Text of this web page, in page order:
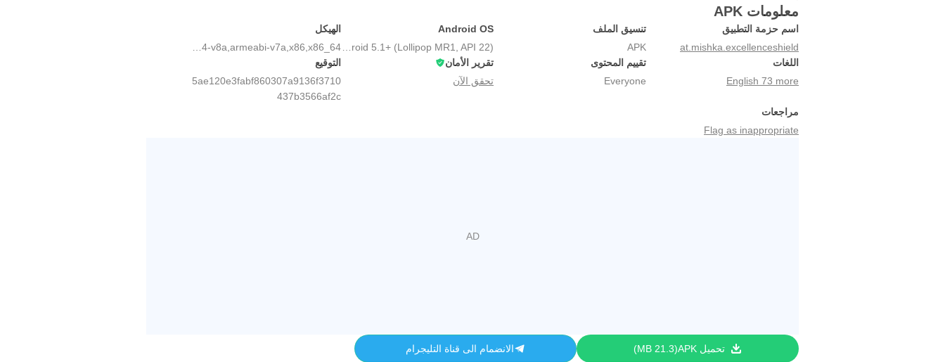
معلومات APK
اسم حزمة التطبيق
at.mishka.excellenceshield
تنسيق الملف
APK
Android OS
الهيكل
اللغات
English 73 more
تقييم المحتوى
Everyone
تقرير الأمان
تحقق الآن
التوقيع
5ae120e3fabf860307a9136f3710
437b3566af2c
مراجعات
Flag as inappropriate
تحميل APK 21.3 MB الانضمام الى قناة التليجرام